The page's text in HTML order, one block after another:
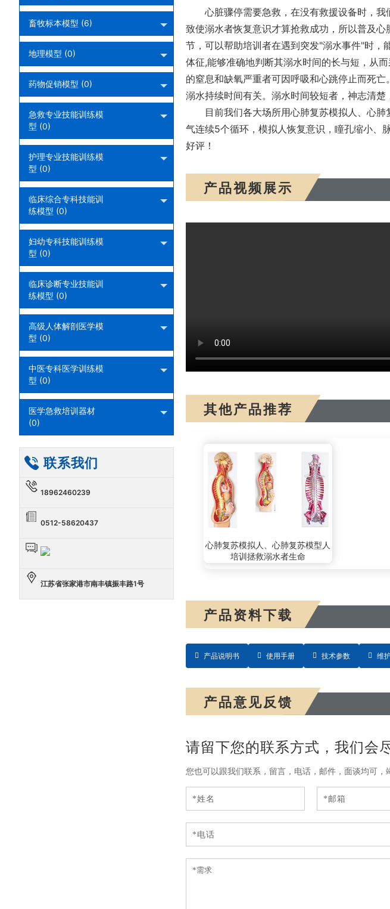
心脏骤停需要急救，在没有救援设备时，
致使溺水者恢复意识才算抢救成功，所以普及
节，可以帮助培训者在遇到突发"溺水事件"时，
体征,能够准确地判断其溺水时间的长与短，从
的窒息和缺氧严重者可因呼吸和心跳停止而死
溺水持续时间有关。溺水时间较短者，神志清楚
目前我们各大场所用心肺复苏模拟人、心
气连续5个循环，模拟人恢复意识，瞳孔缩小、
好评！
产品视频展示
其他产品推荐
心肺复苏模拟人、心肺复苏模型人
培训拯救溺水者生命
产品资料下载
产品说明书 使用手册 技术参数 维
产品意见反馈
请留下您的联系方式，我们会
您也可以跟我们联系，留言，电话，邮件，面谈均可，
畜牧标本模型 (6)
地理模型 (0)
药物促销模型 (0)
急救专业技能训练模
型 (0)
护理专业技能训练模
型 (0)
临床综合专科技能训
练模型 (0)
妇幼专科技能训练模
型 (0)
临床诊断专业技能训
练模型 (0)
高级人体解剖医学模
型 (0)
中医专科医学训练模
型 (0)
医学急救培训器材
(0)
联系我们
18962460239
0512-58620437
江苏省张家港市南丰镇振丰路1号